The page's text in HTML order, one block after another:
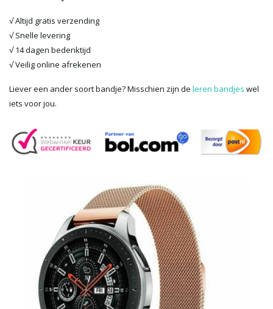
√ Altijd gratis verzending
√ Snelle levering
√ 14 dagen bedenktijd
√ Veilig online afrekenen
Liever een ander soort bandje? Misschien zijn de leren bandjes wel
iets voor jou.